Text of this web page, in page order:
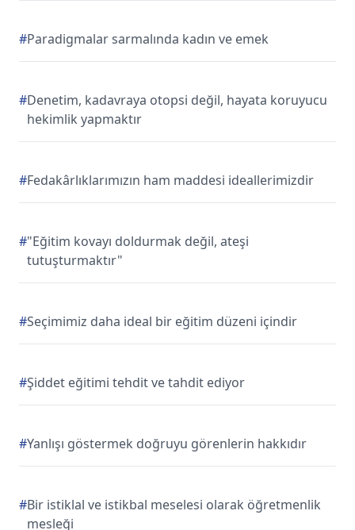
#Paradigmalar sarmalında kadın ve emek
#Denetim, kadavraya otopsi değil, hayata koruyucu
hekimlik yapmaktır
#Fedakârlıklarımızın ham maddesi ideallerimizdir
#"Eğitim kovayı doldurmak değil, ateşi
tutuşturmaktır"
#Seçimimiz daha ideal bir eğitim düzeni içindir
#Şiddet eğitimi tehdit ve tahdit ediyor
#Yanlışı göstermek doğruyu görenlerin hakkıdır
#Bir istiklal ve istikbal meselesi olarak öğretmenlik
mesleği